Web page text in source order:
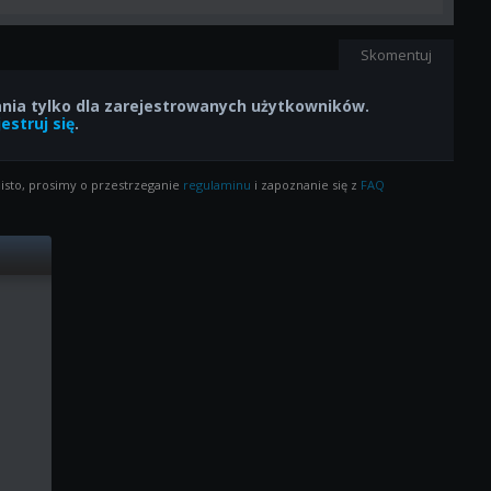
Skomentuj
tylko dla zarejestrowanych użytkowników.
się.
prosimy o przestrzeganie regulaminu i zapoznanie się z FAQ